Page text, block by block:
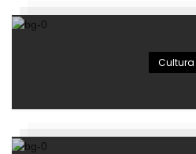
Cultura